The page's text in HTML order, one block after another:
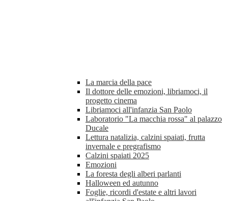
La marcia della pace
Il dottore delle emozioni, libriamoci, il
progetto cinema
Libriamoci all'infanzia San Paolo
Laboratorio "La macchia rossa" al palazzo
Ducale
Lettura natalizia, calzini spaiati, frutta
invernale e pregrafismo
Calzini spaiati 2025
Emozioni
La foresta degli alberi parlanti
Halloween ed autunno
Foglie, ricordi d'estate e altri lavori